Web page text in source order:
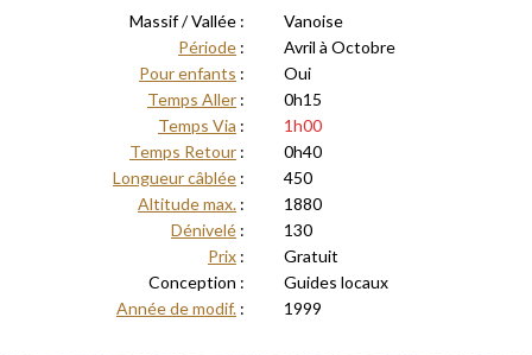
Massif / Vallée :
Vanoise
Période :
Avril à Octobre
Pour enfants :
Oui
Temps Aller :
0h15
Temps Via :
1h00
Temps Retour :
0h40
Longueur câblée :
450
Altitude max. :
1880
Dénivelé :
130
Prix :
Gratuit
Conception :
Guides locaux
Année de modif. : 1999